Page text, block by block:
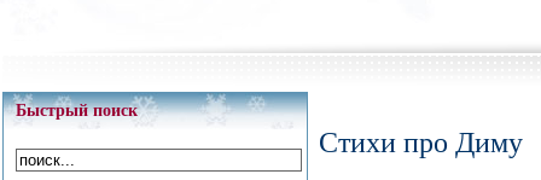
Быстрый поиск
Стихи про Диму